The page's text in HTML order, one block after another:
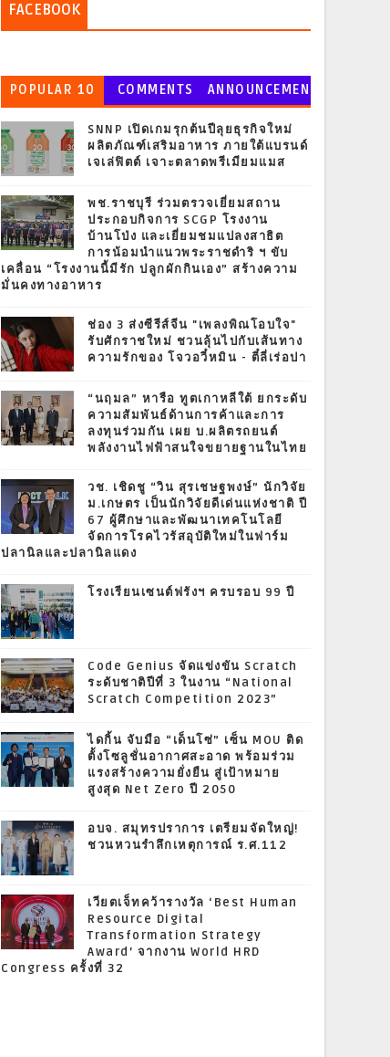
FACEBOOK
POPULAR 10 COMMENTS
ANNOUNCEMEN
T
SNNP เปิดเกมรุกต้นปีลุยธุรกิจใหม่
ผลิตภัณฑ์เสริมอาหาร ภายใต้แบรนด์
เจเล่ฟิตต์ เจาะตลาดพรีเมียมแมส
พช.ราชบุรี ร่วมตรวจเยี่ยมสถาน
ประกอบกิจการ SCGP โรงงาน
บ้านโป่ง และเยี่ยมชมแปลงสาธิต
การน้อมนำแนวพระราชดำริ ฯ ขับ
เคลื่อน “โรงงานนี้มีรัก ปลูกผักกินเอง” สร้างความ
มั่นคงทางอาหาร
ช่อง 3 ส่งซีรีส์จีน "เพลงพิณโอบใจ"
รับศักราชใหม่ ชวนลุ้นไปกับเส้นทาง
ความรักของ โจวอวี๋หมิน - ตี๋ลี่เร่อปา
“นฤมล” หารือ ทูตเกาหลีใต้ ยกระดับ
ความสัมพันธ์ด้านการค้าและการ
ลงทุนร่วมกัน เผย บ.ผลิตรถยนต์
พลังงานไฟฟ้าสนใจขยายฐานในไทย
วช. เชิดชู “วิน สุรเชษฐพงษ์” นักวิจัย
ม.เกษตร เป็นนักวิจัยดีเด่นแห่งชาติ ปี
67 ผู้ศึกษาและพัฒนาเทคโนโลยี
จัดการโรคไวรัสอุบัติใหม่ในฟาร์ม
ปลานิลและปลานิลแดง
โรงเรียนเซนต์ฟรังฯ ครบรอบ 99 ปี
Code Genius จัดแข่งขัน Scratch
ระดับชาติปีที่ 3 ในงาน “National
Scratch Competition 2023”
ไดกิ้น จับมือ “เด็นโซ่” เซ็น MOU ติด
ตั้งโซลูชั่นอากาศสะอาด พร้อมร่วม
แรงสร้างความยั่งยืน สู่เป้าหมาย
สูงสุด Net Zero ปี 2050
อบจ. สมุทรปราการ เตรียมจัดใหญ่!
ชวนหวนรำลึกเหตุการณ์ ร.ศ.112
เวียตเจ็ทคว้ารางวัล ‘Best Human
Resource Digital
Transformation Strategy
Award’ จากงาน World HRD
Congress ครั้งที่ 32